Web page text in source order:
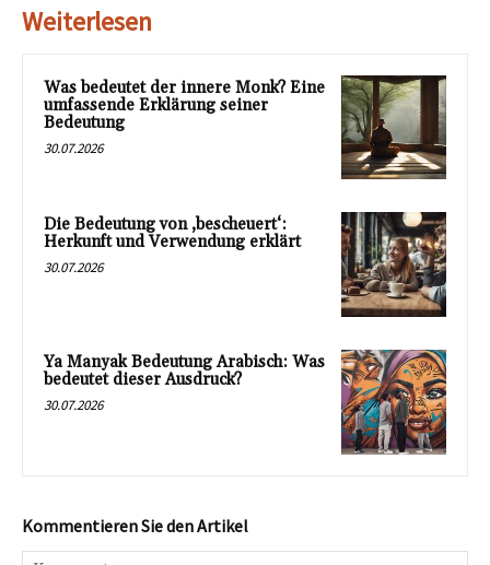
Weiterlesen
Was bedeutet der innere Monk? Eine
umfassende Erklärung seiner
Bedeutung
30.07.2026
Die Bedeutung von ‚bescheuert‘:
Herkunft und Verwendung erklärt
30.07.2026
Ya Manyak Bedeutung Arabisch: Was
bedeutet dieser Ausdruck?
30.07.2026
Kommentieren Sie den Artikel